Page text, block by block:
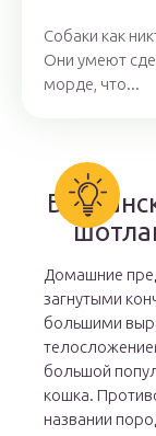
Собаки как
Они умеют
морде, что...
Домашние
загнутыми
большими
большой
кошка.
названии